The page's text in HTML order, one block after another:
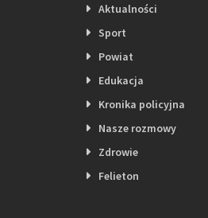
Aktualności
Sport
Powiat
Edukacja
Kronika policyjna
Nasze rozmowy
Zdrowie
Felieton